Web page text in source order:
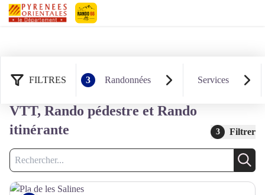
FILTRES 3 Randonnées Services
96 résultats randonnées : Rando
VTT, Rando pédestre et Rando
itinérante
3 Filtrer
Recherche